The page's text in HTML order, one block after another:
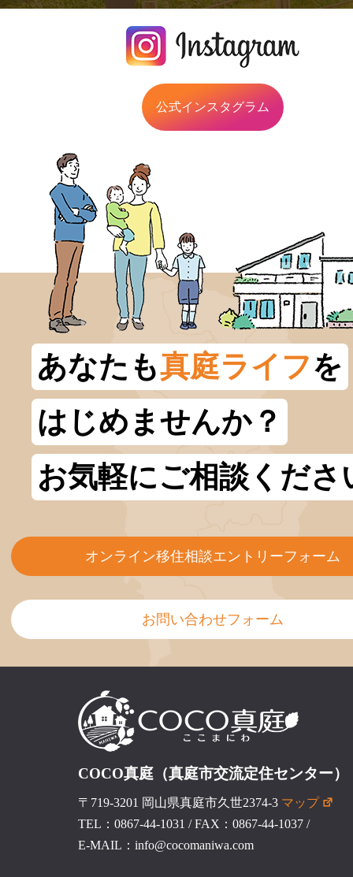
公式インスタグラム
あなたも真庭ライフを
はじめませんか？
お気軽にご相談くださ
オンライン移住相談エントリーフォーム
お問い合わせフォーム
COCO真庭（真庭市交流定住センター）
〒719-3201 岡山県真庭市久世2374-3 マップ
TEL：0867-44-1031 /FAX：0867-44-1037/
E-MAIL：info@cocomaniwa.com